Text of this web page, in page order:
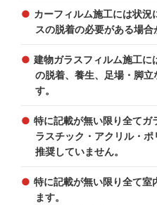
カーフィルム施工には状況
スの脱着の必要がある場合
建物ガラスフィルム施工に
の脱着、養生、足場・脚
す。
特に記載が無い限り全てガ
ラスチック・アクリル・
推奨していません。
特に記載が無い限り全て室
ます。